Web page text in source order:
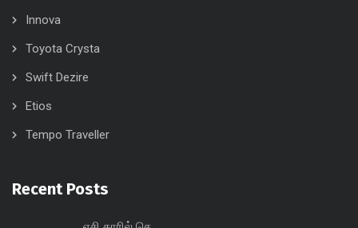
Innova
Toyota Crysta
Swift Dezire
Etios
Tempo Traveller
Recent Posts